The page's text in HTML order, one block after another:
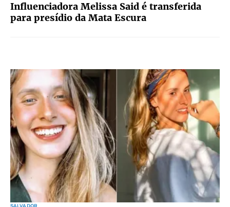
Influenciadora Melissa Said é transferida
para presídio da Mata Escura
SALVADOR